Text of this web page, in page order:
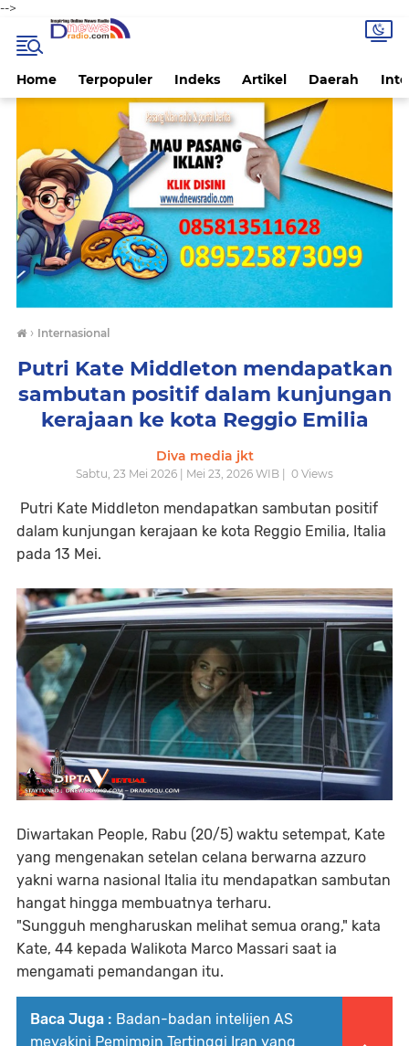
-->
Home Terpopuler Indeks Artikel Daerah
› Internasional
Putri Kate Middleton mendapatkan
sambutan positif dalam kunjungan
kerajaan ke kota Reggio Emilia
Diva media jkt
Sabtu, 23 Mei 2026 | Mei 23, 2026 WIB | 0 Views
Putri Kate Middleton mendapatkan sambutan positif
dalam kunjungan kerajaan ke kota Reggio Emilia, Italia
pada 13 Mei.
Diwartakan People, Rabu (20/5) waktu setempat, Kate
yang mengenakan setelan celana berwarna azzuro
yakni warna nasional Italia itu mendapatkan sambutan
hangat hingga membuatnya terharu.
"Sungguh mengharuskan melihat semua orang," kata
Kate, 44 kepada Walikota Marco Massari saat ia
mengamati pemandangan itu.
Baca Juga : Badan-badan intelijen AS
meyakini Pemimpin Tertinggi Iran yang